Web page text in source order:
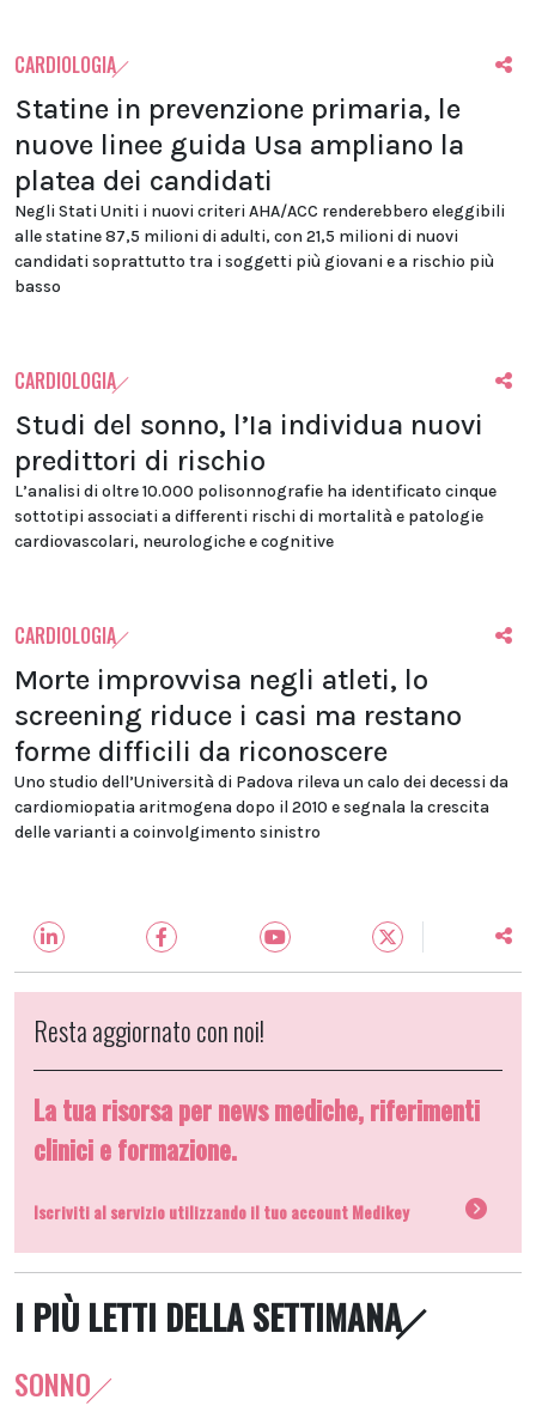
CARDIOLOGIA
Statine in prevenzione primaria, le
nuove linee guida Usa ampliano la
platea dei candidati
Negli Stati Uniti i nuovi criteri AHA/ACC renderebbero eleggibili
alle statine 87,5 milioni di adulti, con 21,5 milioni di nuovi
candidati soprattutto tra i soggetti più giovani e a rischio più
basso
CARDIOLOGIA
Studi del sonno, l’Ia individua nuovi
predittori di rischio
L’analisi di oltre 10.000 polisonnografie ha identificato cinque
sottotipi associati a differenti rischi di mortalità e patologie
cardiovascolari, neurologiche e cognitive
CARDIOLOGIA
Morte improvvisa negli atleti, lo
screening riduce i casi ma restano
forme difficili da riconoscere
Uno studio dell’Università di Padova rileva un calo dei decessi da
cardiomiopatia aritmogena dopo il 2010 e segnala la crescita
delle varianti a coinvolgimento sinistro
Resta aggiornato con noi!
La tua risorsa per news mediche, riferimenti
clinici e formazione.
Iscriviti al servizio utilizzando il tuo account Medikey
I PIÙ LETTI DELLA SETTIMANA
SONNO